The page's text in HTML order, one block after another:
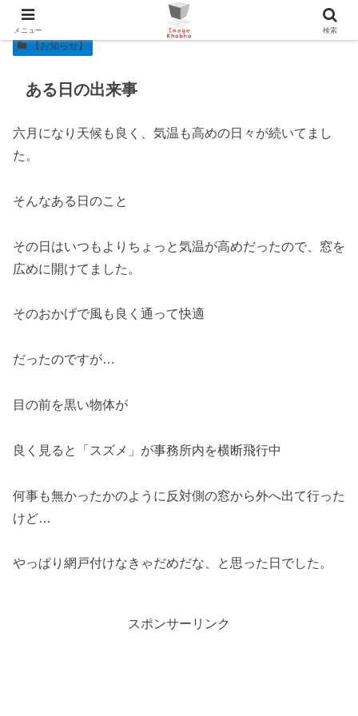
【お知らせ】
ある日の出来事
六月になり天候も良く、気温も高めの日々が続いてまし
た。
そんなある日のこと
その日はいつもよりちょっと気温が高めだったので、窓を
広めに開けてました。
そのおかげで風も良く通って快適
だったのですが…
目の前を黒い物体が
良く見ると「スズメ」が事務所内を横断飛行中
何事も無かったかのように反対側の窓から外へ出て行った
けど…
やっぱり網戸付けなきゃだめだな、と思った日でした。
スポンサーリンク
メニュー 検索